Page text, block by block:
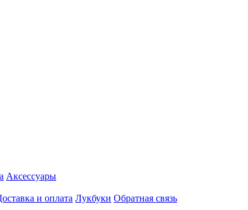
Аксесcуары
и оплата Лукбуки Обратная связь